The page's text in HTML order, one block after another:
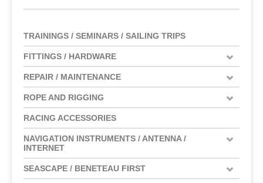
TRAININGS / SEMINARS / SAILING TRIPS
FITTINGS / HARDWARE
REPAIR / MAINTENANCE
ROPE AND RIGGING
RACING ACCESSORIES
NAVIGATION INSTRUMENTS / ANTENNA /
INTERNET
SEASCAPE / BENETEAU FIRST